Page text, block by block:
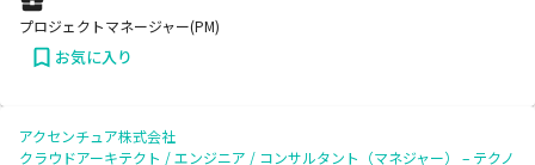
プロジェクトマネージャー(PM)
お気に入り
アクセンチュア株式会社
クラウドアーキテクト / エンジニア / コンサルタント（マネジャー） – テクノ